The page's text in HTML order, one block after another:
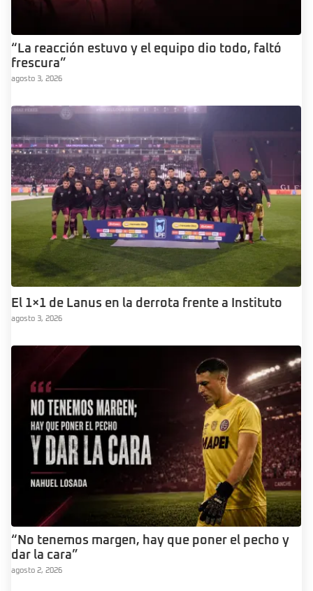
“La reacción estuvo y el equipo dio todo, faltó
frescura”
agosto 3, 2026
El 1×1 de Lanus en la derrota frente a Instituto
agosto 3, 2026
“No tenemos margen, hay que poner el pecho y
dar la cara”
agosto 2, 2026